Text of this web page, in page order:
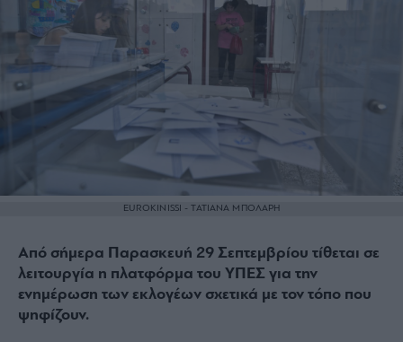
EUROKINISSI - ΤΑΤΙΑΝΑ ΜΠΟΛΑΡΗ
Από σήμερα Παρασκευή 29 Σεπτεμβρίου τίθεται σε
λειτουργία η πλατφόρμα του ΥΠΕΣ για την
ενημέρωση των εκλογέων σχετικά με τον τόπο που
ψηφίζουν.